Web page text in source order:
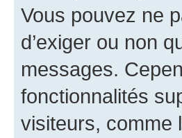
Vous pouvez ne
d’exiger ou non
messages.
fonctionnalités
visiteurs, comme